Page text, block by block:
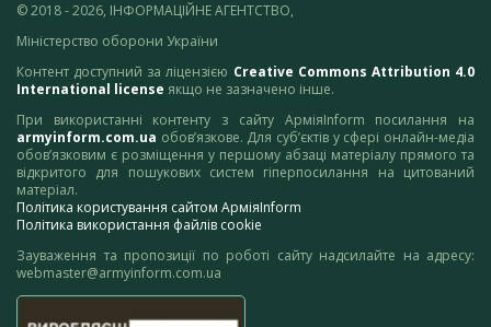
© 2018 - 2026, ІНФОРМАЦІЙНЕ АГЕНТСТВО,
Міністерство оборони України
Контент доступний за ліцензією Creative Commons Attribution 4.0
International license якщо не зазначено інше.
При використанні контенту з сайту АрміяInform посилання на
armyinform.com.ua обов’язкове. Для суб’єктів у сфері онлайн-медіа
обов’язковим є розміщення у першому абзаці матеріалу прямого та
відкритого для пошукових систем гіперпосилання на цитований
матеріал.
Політика користування сайтом АрміяInform
Політика використання файлів cookie
Зауваження та пропозиції по роботі сайту надсилайте на адресу:
webmaster@armyinform.com.ua